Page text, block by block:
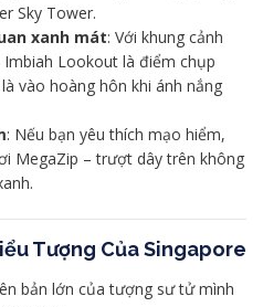
Sky Tower.
xanh mát: Với khung cảnh
Lookout là điểm chụp
vào hoàng hôn khi ánh nắng
: Nếu bạn yêu thích mạo hiểm,
MegaZip – trượt dây trên không
Tượng Của Singapore
bản lớn của tượng sư tử mình